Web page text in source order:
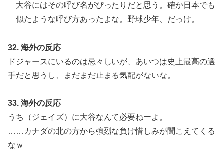
大谷にはその呼び名がぴったりだと思う。確か日本でも
似たような呼び方あったよな。野球少年、だっけ。
32. 海外の反応
ドジャースにいるのは忌々しいが、あいつは史上最高の選
手だと思うし、まだまだ止まる気配がないな。
33. 海外の反応
うち（ジェイズ）に大谷なんて必要ねーよ。
……カナダの北の方から強烈な負け惜しみが聞こえてくる
なｗ